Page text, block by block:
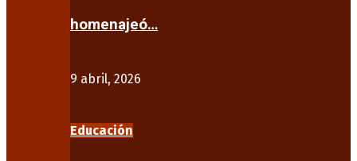
homenajeó…
9 abril, 2026
Educación